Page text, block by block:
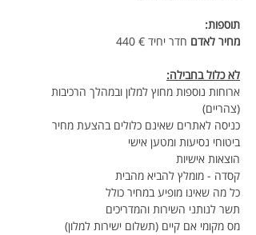
תוספות:
מחיר לאדם חדר יחיד € 440
לא כלול בחבילה:
ארוחות נוספות מחוץ למלון ובמהלך הרכיבות
(צהריים)
כניסה לאתרים שאינם כלולים בהצעת מחיר
ביטוחי נסיעות ומטען אישי
הוצאות אישיות
קסדה - מומלץ להביא מהבית
כל מה שאינו מופיע במחיר כולל
תשר לנותני השירות והמדריכים
מס מקומי אם קיים (תשלום ישירות למלון)